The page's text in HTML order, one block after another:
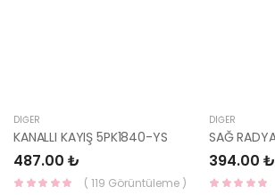
DIĞER
KANALLI KAYIŞ 5PK1840-YS
487.00 ₺
( 119 Görüntüleme )
DIĞER
394.00 ₺